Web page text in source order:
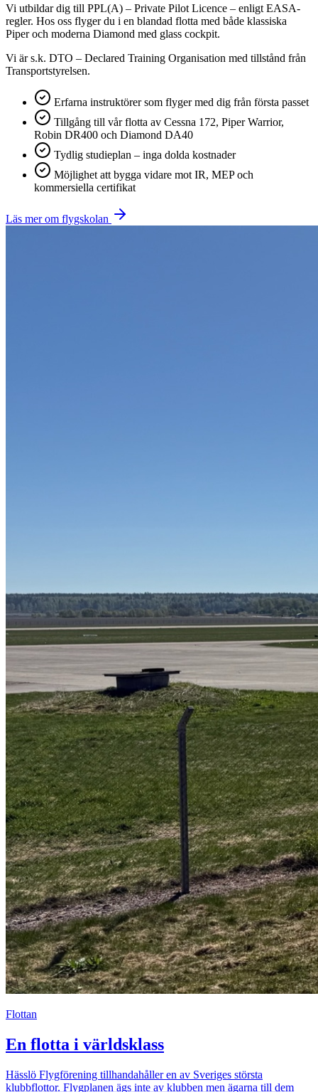
Vi utbildar dig till PPL(A) – Private Pilot Licence – enligt EASA-
regler. Hos oss flyger du i en blandad flotta med både klassiska
Piper och moderna Diamond med glass cockpit.
Vi är s.k. DTO – Declared Training Organisation med tillstånd från
Transportstyrelsen.
Erfarna instruktörer som flyger med dig från första passet
Tillgång till vår flotta av Cessna 172, Piper Warrior,
Robin DR400 och Diamond DA40
Tydlig studieplan – inga dolda kostnader
Möjlighet att bygga vidare mot IR, MEP och
kommersiella certifikat
Läs mer om flygskolan
Flottan
En flotta i världsklass
Hässlö Flygförening tillhandahåller en av Sveriges största
klubbflottor. Flygplanen ägs inte av klubben men ägarna till dem